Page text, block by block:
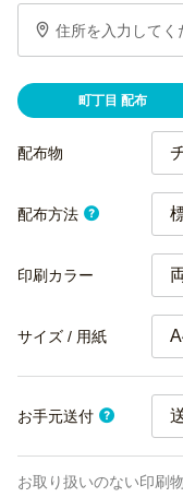
テ
グ
ラ
住所を入力してく
町丁目 配布
配布物
配布方法
印刷カラー
サイズ / 用紙
お手元送付
お取り扱いのない印刷